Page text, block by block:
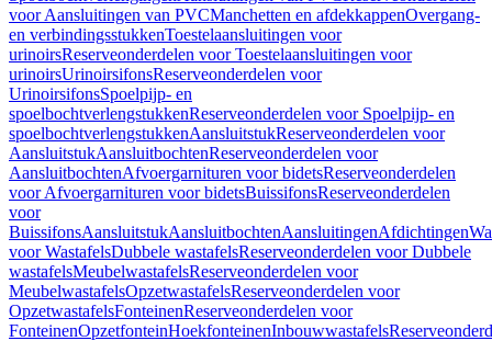
voor Aansluitingen van PVCManchetten en afdekkappenOvergang-
en verbindingsstukkenToestelaansluitingen voor
urinoirsReserveonderdelen voor Toestelaansluitingen voor
urinoirsUrinoirsifonsReserveonderdelen voor
UrinoirsifonsSpoelpijp- en
spoelbochtverlengstukkenReserveonderdelen voor Spoelpijp- en
spoelbochtverlengstukkenAansluitstukReserveonderdelen voor
AansluitstukAansluitbochtenReserveonderdelen voor
AansluitbochtenAfvoergarnituren voor bidetsReserveonderdelen
voor Afvoergarnituren voor bidetsBuissifonsReserveonderdelen
voor
BuissifonsAansluitstukAansluitbochtenAansluitingenAfdichtingen
voor WastafelsDubbele wastafelsReserveonderdelen voor Dubbele
wastafelsMeubelwastafelsReserveonderdelen voor
MeubelwastafelsOpzetwastafelsReserveonderdelen voor
OpzetwastafelsFonteinenReserveonderdelen voor
FonteinenOpzetfonteinHoekfonteinenInbouwwastafels